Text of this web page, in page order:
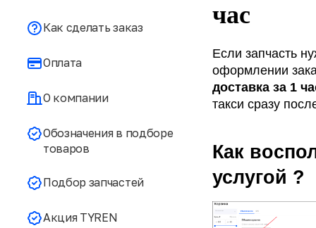
Как сделать заказ
Оплата
О компании
Обозначения в подборе
товаров
Подбор запчастей
Акция TYREN
час
Если запчасть
оформлении
доставка за 1
такси сразу
Как
услугой ?